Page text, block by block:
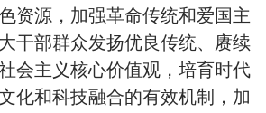
资源，加强革命传统和爱国主
干部群众发扬优良传统、赓续
会主义核心价值观，培育时代
化和科技融合的有效机制，加